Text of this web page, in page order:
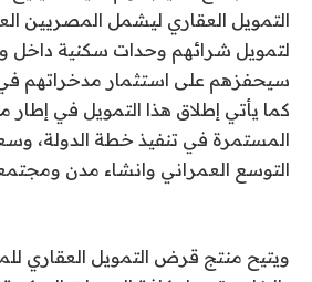
التمويل العقاري ليشمل المصريين
لتمويل شرائهم وحدات سكنية داخل
سيحفزهم على استثمار مدخراتهم في
كما يأتي إطلاق هذا التمويل في إطار
المستمرة في تنفيذ خطة الدولة،
التوسع العمراني وانشاء مدن
ويتيح منتج قرض التمويل العقاري